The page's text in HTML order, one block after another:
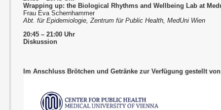
Wrapping up: the Biological Rhythms and Wellbeing Lab at
Frau Eva Schernhammer
Abt. für Epidemiologie, Zentrum für Public Health, MedUni Wien
20:45 – 21:00 Uhr
Diskussion
Im Anschluss Brötchen und Getränke zur Verfügung gestellt von